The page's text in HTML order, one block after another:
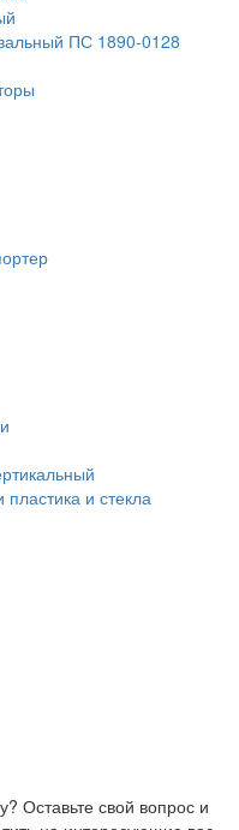
ПС 1890-0128
и стекла
Оставьте свой вопрос и